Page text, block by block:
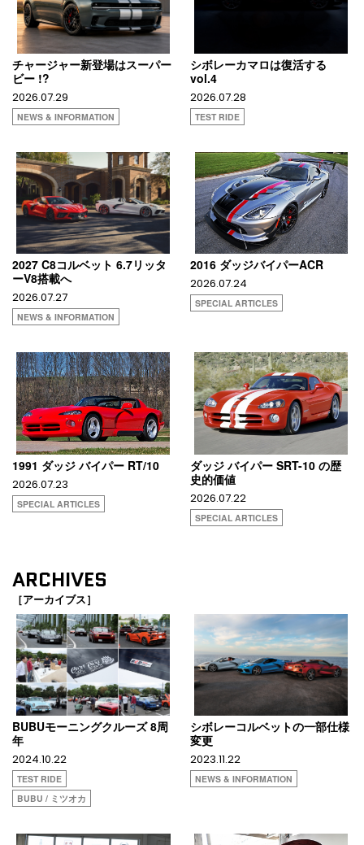
チャージャー新登場はスーパー
ビー !?
2026.07.29
NEWS & INFORMATION
シボレーカマロは復活する
vol.4
2026.07.28
TEST RIDE
2027 C8コルベット 6.7リッタ
ーV8搭載へ
2026.07.27
NEWS & INFORMATION
2016 ダッジバイパーACR
2026.07.24
SPECIAL ARTICLES
1991 ダッジ バイパー RT/10
2026.07.23
SPECIAL ARTICLES
ダッジ バイパー SRT-10 の歴
史的価値
2026.07.22
SPECIAL ARTICLES
ARCHIVES
［アーカイブス］
BUBUモーニングクルーズ 8周
年
2024.10.22
TEST RIDE
BUBU / ミツオカ
シボレーコルベットの一部仕様
変更
2023.11.22
NEWS & INFORMATION